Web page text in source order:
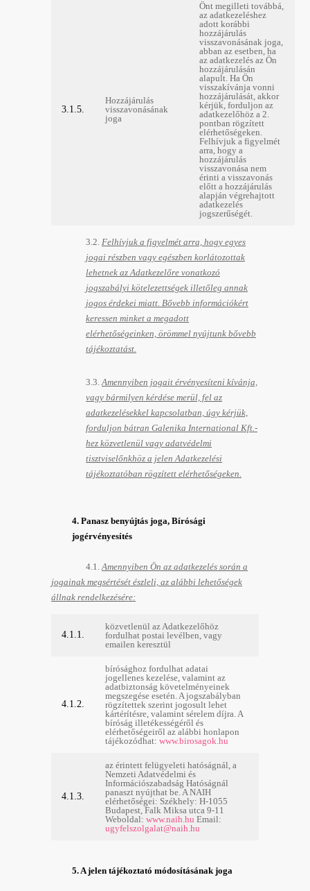
3.1.5.
Hozzájárulás
visszavonásának
joga
Önt megilleti továbbá,
az adatkezeléshez
adott korábbi
hozzájárulás
visszavonásának joga,
abban az esetben, ha
az adatkezelés az Ön
hozzájárulásán
alapult. Ha Ön
visszakívánja vonni
hozzájárulását, akkor
kérjük, forduljon az
adatkezelőhöz a 2.
pontban rögzített
elérhetőségeken.
Felhívjuk a figyelmét
arra, hogy a
hozzájárulás
visszavonása nem
érinti a visszavonás
előtt a hozzájárulás
alapján végrehajtott
adatkezelés
jogszerűségét.
3.2. Felhívjuk a figyelmét arra, hogy egyes
jogai részben vagy egészben korlátozottak
lehetnek az Adatkezelőre vonatkozó
jogszabályi kötelezettségek illetőleg annak
jogos érdekei miatt. Bővebb információkért
keressen minket a megadott
elérhetőségeinken, örömmel nyújtunk bővebb
tájékoztatást.
3.3.Amennyiben jogait érvényesíteni kívánja,
vagy bármilyen kérdése merül, fel az
adatkezelésekkel kapcsolatban, úgy kérjük,
forduljon bátran Galenika International Kft.-
hez közvetlenül vagy adatvédelmi
tisztviselőnkhöz a jelen Adatkezelési
tájékoztatóban rögzített elérhetőségeken.
4. Panasz benyújtás joga, Bírósági
jogérvényesítés
4.1.Amennyiben Ön az adatkezelés során a
jogainak megsértését észleli, az alábbi lehetőségek
állnak rendelkezésére:
4.1.1.
közvetlenül az Adatkezelőhöz
fordulhat postai levélben, vagy
emailen keresztül
4.1.2.
bírósághoz fordulhat adatai
jogellenes kezelése, valamint az
adatbiztonság követelményeinek
megszegése esetén. A jogszabályban
rögzítettek szerint jogosult lehet
kártérítésre, valamint sérelem díjra. A
bíróság illetékességéről és
elérhetőségeiről az alábbi honlapon
tájékozódhat: www.birosagok.hu
4.1.3.
az érintett felügyeleti hatóságnál, a
Nemzeti Adatvédelmi és
Információszabadság Hatóságnál
panaszt nyújthat be. A NAIH
elérhetőségei: Székhely: H-1055
Budapest, Falk Miksa utca 9-11
Weboldal: www.naih.hu Email:
ugyfelszolgalat@naih.hu
5. A jelen tájékoztató módosításának joga